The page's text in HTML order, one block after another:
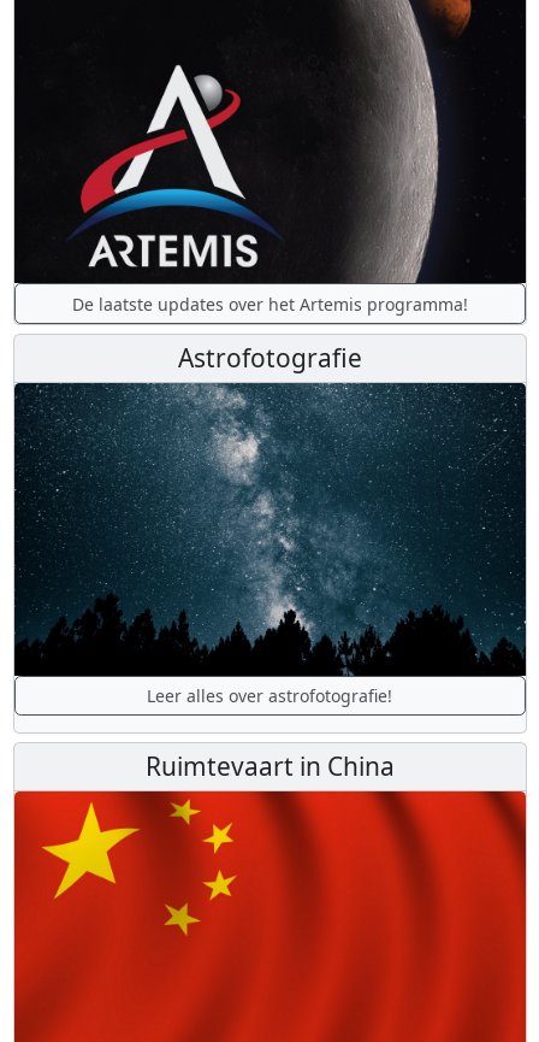
De laatste updates over het Artemis programma!
Astrofotografie
Leer alles over astrofotografie!
Ruimtevaart in China